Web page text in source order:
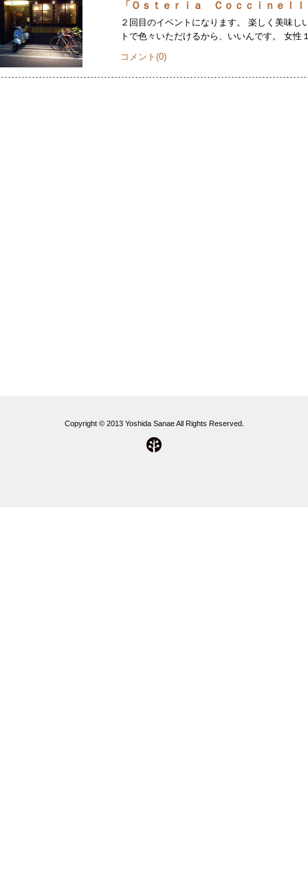
「Ｏｓｔｅｒｉａ Ｃｏｃｃｉｎｅｌ
２回目のイベントになります。 楽しく美味
トで色々いただけるから、いいんです。 女
コメント(0)
Copyright © 2013 Yoshida Sanae All Rights Reserved.